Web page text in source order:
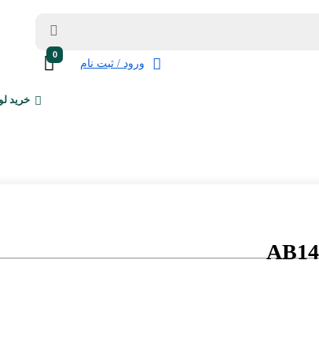
0
ورود / ثبت نام
خرید